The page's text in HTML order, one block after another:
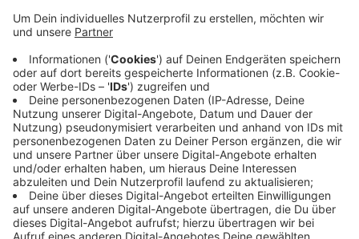
oder an Covid-19 gestorben, insgesamt zählte der
nach unten korrigiert.
Ein Corona-Patient war in ein anderes Krankenhaus
verlegt worden, dadurch war ein 95-jähriger Wittener
versehentlich als verstorben aufgenommen worden.
Es gibt also demnach nur 131 Corona-Todesopfer.
Gleichzeitig hat es seit gestern 55 Neuinfektionen
gegeben. Die Wochen-Inzidenz sinkt damit weiter
leicht - von 168 auf 161.